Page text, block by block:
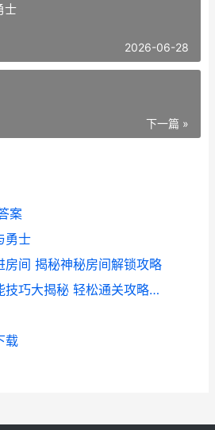
士
2026-06-28
下一篇 »
案
勇士
房间 揭秘神秘房间解锁攻略
蛋仔派对第四关技能技巧大揭秘 轻松通关攻略全解析
载